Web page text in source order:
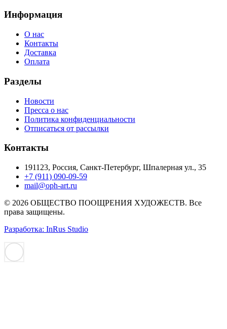
Информация
О нас
Контакты
Доставка
Оплата
Разделы
Новости
Пресса о нас
Политика конфиденциальности
Отписаться от рассылки
Контакты
191123, Россия, Санкт-Петербург, Шпалерная ул., 35
+7 (911) 090-09-59
mail@oph-art.ru
© 2026 ОБЩЕСТВО ПООЩРЕНИЯ ХУДОЖЕСТВ. Все
права защищены.
Разработка: InRus Studio